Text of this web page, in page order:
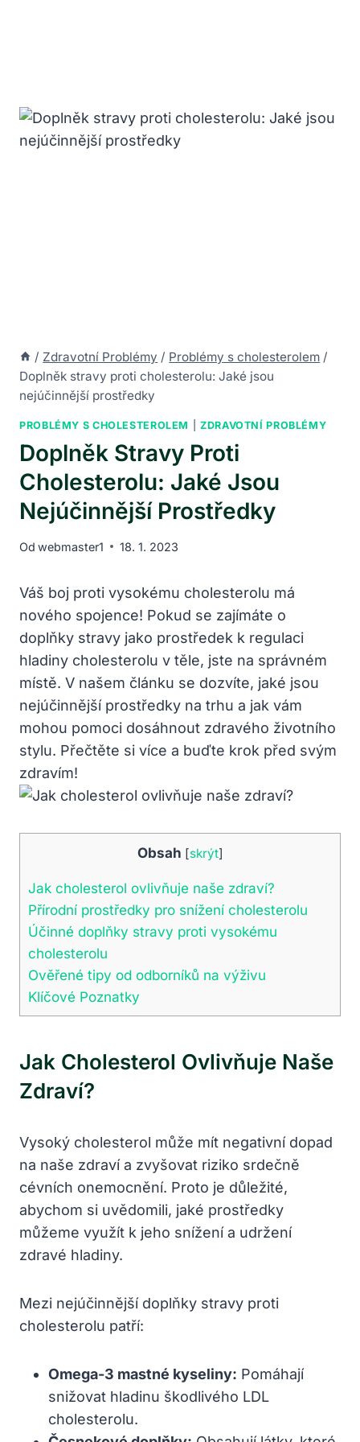
/ Zdravotní Problémy / Problémy s cholesterolem /
Doplněk stravy proti cholesterolu: Jaké jsou
nejúčinnější prostředky
PROBLÉMY S CHOLESTEROLEM |ZDRAVOTNÍ PROBLÉMY
Doplněk Stravy Proti
Cholesterolu: Jaké Jsou
Nejúčinnější Prostředky
Od webmaster1 18. 1. 2023
Váš boj proti vysokému cholesterolu má
nového spojence! Pokud se zajímáte o
doplňky stravy jako prostředek k regulaci
hladiny cholesterolu v těle, jste na správném
místě. V našem článku se dozvíte, jaké jsou
nejúčinnější prostředky na trhu a jak vám
mohou pomoci dosáhnout zdravého životního
stylu. Přečtěte si více a buďte krok před svým
zdravím!
Obsah [skrýt]
Jak cholesterol ovlivňuje naše zdraví?
Přírodní prostředky pro snížení cholesterolu
Účinné doplňky stravy proti vysokému
cholesterolu
Ověřené tipy od odborníků na výživu
Klíčové Poznatky
Jak Cholesterol Ovlivňuje Naše
Zdraví?
Vysoký cholesterol může mít negativní dopad
na naše zdraví a zvyšovat riziko srdečně
cévních onemocnění. Proto je důležité,
abychom si uvědomili, jaké prostředky
můžeme využít k jeho snížení a udržení
zdravé hladiny.
Mezi nejúčinnější doplňky stravy proti
cholesterolu patří:
Omega-3 mastné kyseliny: Pomáhají
snižovat hladinu škodlivého LDL
cholesterolu.